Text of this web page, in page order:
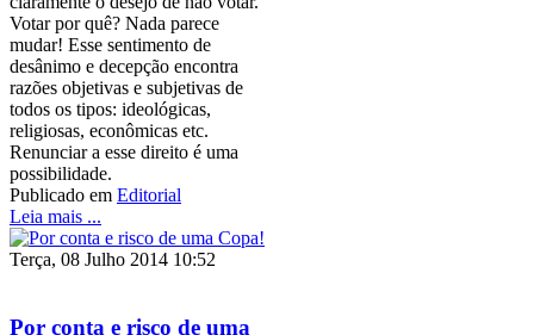
Votar por quê? Nada parece
mudar! Esse sentimento de
desânimo e decepção encontra
razões objetivas e subjetivas de
todos os tipos: ideológicas,
religiosas, econômicas etc.
Renunciar a esse direito é uma
possibilidade.
Publicado em Editorial
Leia mais ...
Terça, 08 Julho 2014 10:52
Por conta e risco de uma